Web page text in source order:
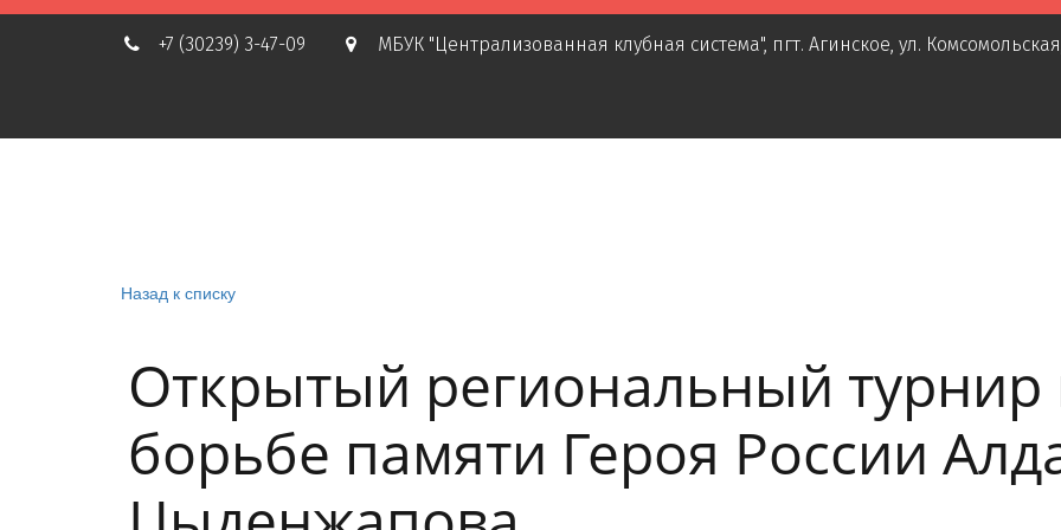
+7 (30239) 3-47-09 МБУК "Централизованная клубная система", пгт. Агинское, ул.
Назад к списку
Открытый региональный турнир
борьбе памяти Героя России